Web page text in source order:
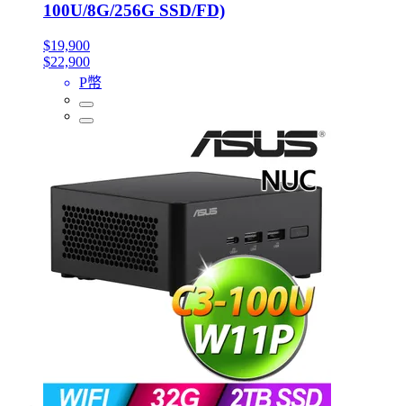
100U/8G/256G SSD/FD)
$19,900
$22,900
P幣